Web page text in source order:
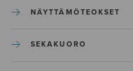
NÄYTTÄMÖTEOKSET
SEKAKUORO